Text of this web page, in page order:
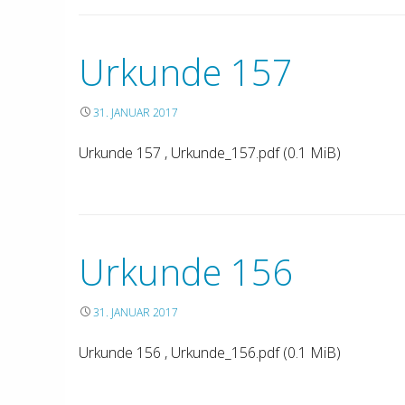
Urkunde 157
31. JANUAR 2017
Urkunde 157 , Urkunde_157.pdf (0.1 MiB)
Urkunde 156
31. JANUAR 2017
Urkunde 156 , Urkunde_156.pdf (0.1 MiB)